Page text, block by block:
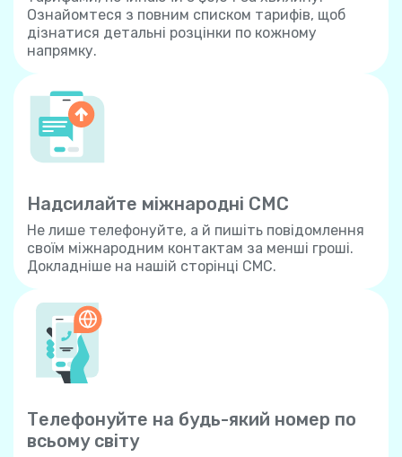
Ознайомтеся з повним списком тарифів, щоб
дізнатися детальні розцінки по кожному
напрямку.
Надсилайте міжнародні СМС
Не лише телефонуйте, а й пишіть повідомлення
своїм міжнародним контактам за менші гроші.
Докладніше на нашій сторінці СМС.
Телефонуйте на будь-який номер по
всьому світу